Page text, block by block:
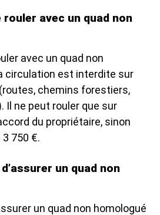
avec un quad non
avec un quad non
circulation est interdite sur
chemins forestiers,
Il ne peut rouler que sur
du propriétaire, sinon
3 750 €.
un quad non
un quad non homologué